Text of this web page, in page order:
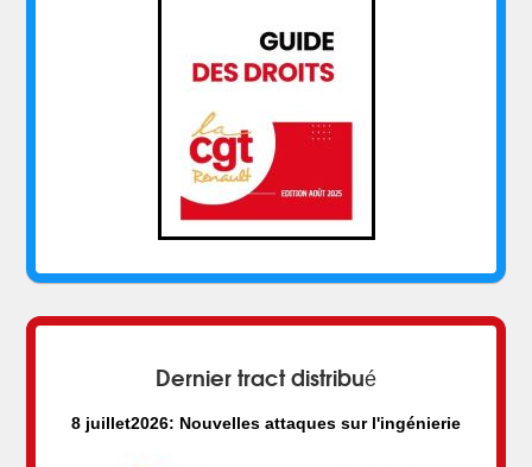
Dernier tract distribué
8 juillet2026: Nouvelles attaques sur l'ingénierie